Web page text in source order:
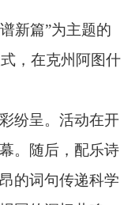
传递科学
切共鸣。
真实案例
在场群众